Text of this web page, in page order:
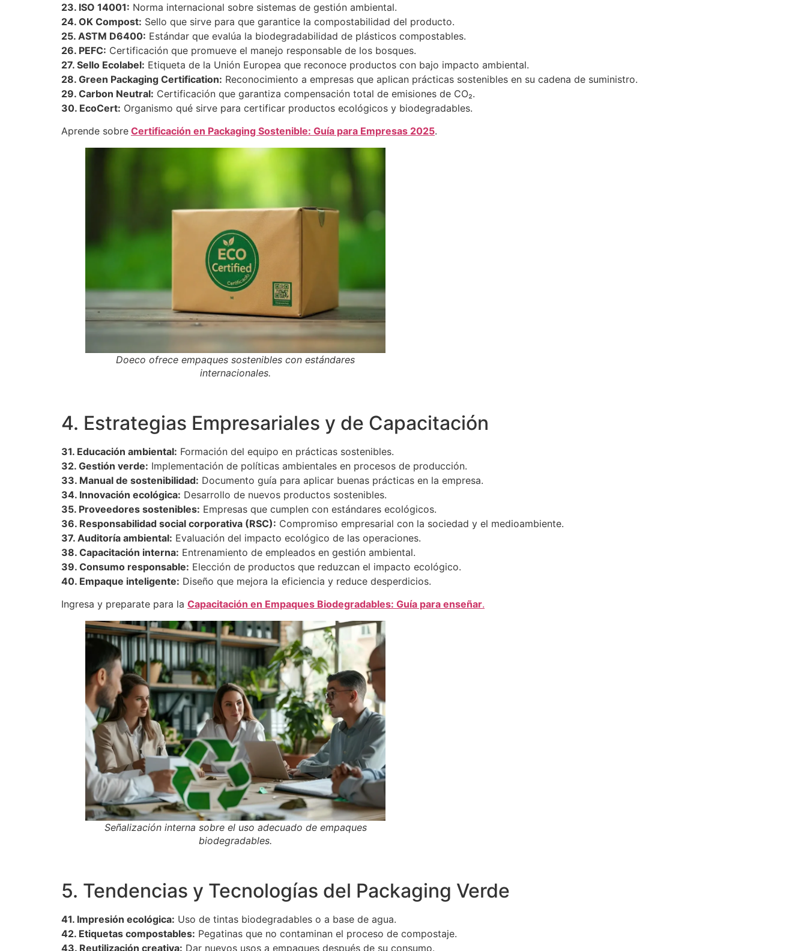
23. ISO 14001: Norma internacional sobre sistemas de gestión ambiental.
24. OK Compost: Sello que sirve para que garantice la compostabilidad del producto.
25. ASTM D6400: Estándar que evalúa la biodegradabilidad de plásticos compostables.
26. PEFC: Certificación que promueve el manejo responsable de los bosques.
27. Sello Ecolabel: Etiqueta de la Unión Europea que reconoce productos con bajo impacto ambiental.
28. Green Packaging Certification: Reconocimiento a empresas que aplican prácticas sostenibles en su cadena de suministro.
29. Carbon Neutral: Certificación que garantiza compensación total de emisiones de CO₂.
30. EcoCert: Organismo qué sirve para certificar productos ecológicos y biodegradables.
Aprende sobre Certificación en Packaging Sostenible: Guía para Empresas 2025.
Doeco ofrece empaques sostenibles con estándares
internacionales.
4. Estrategias Empresariales y de Capacitación
31. Educación ambiental: Formación del equipo en prácticas sostenibles.
32. Gestión verde: Implementación de políticas ambientales en procesos de producción.
33. Manual de sostenibilidad: Documento guía para aplicar buenas prácticas en la empresa.
34. Innovación ecológica: Desarrollo de nuevos productos sostenibles.
35. Proveedores sostenibles: Empresas que cumplen con estándares ecológicos.
36. Responsabilidad social corporativa (RSC): Compromiso empresarial con la sociedad y el medioambiente.
37. Auditoría ambiental: Evaluación del impacto ecológico de las operaciones.
38. Capacitación interna: Entrenamiento de empleados en gestión ambiental.
39. Consumo responsable: Elección de productos que reduzcan el impacto ecológico.
40. Empaque inteligente: Diseño que mejora la eficiencia y reduce desperdicios.
Ingresa y preparate para la Capacitación en Empaques Biodegradables: Guía para enseñar.
Señalización interna sobre el uso adecuado de empaques
biodegradables.
5. Tendencias y Tecnologías del Packaging Verde
41. Impresión ecológica: Uso de tintas biodegradables o a base de agua.
42. Etiquetas compostables: Pegatinas que no contaminan el proceso de compostaje.
43. Reutilización creativa: Dar nuevos usos a empaques después de su consumo.